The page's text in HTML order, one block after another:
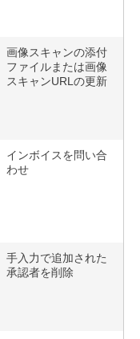
画像スキャンの添付
ファイルまたは画像
スキャンURLの更新
インボイスを問い合
わせ
手入力で追加された
承認者を削除